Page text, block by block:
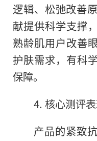
逻辑、松弛改善
献提供科学支撑
熟龄肌用户改善
护肤需求，有科
保障。
4. 核心测评
产品的紧致